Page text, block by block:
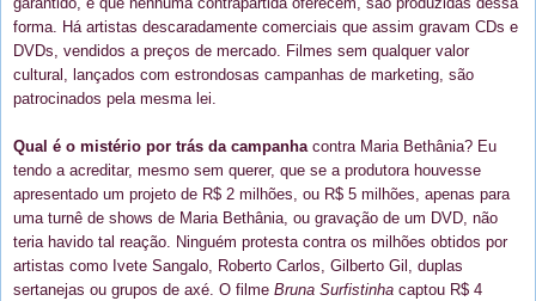
forma. Há artistas descaradamente comerciais que assim gravam CDs e
DVDs, vendidos a preços de mercado. Filmes sem qualquer valor
cultural, lançados com estrondosas campanhas de marketing, são
patrocinados pela mesma lei.
Qual é o mistério por trás da campanha contra Maria Bethânia? Eu
tendo a acreditar, mesmo sem querer, que se a produtora houvesse
apresentado um projeto de R$ 2 milhões, ou R$ 5 milhões, apenas para
uma turnê de shows de Maria Bethânia, ou gravação de um DVD, não
teria havido tal reação. Ninguém protesta contra os milhões obtidos por
artistas como Ivete Sangalo, Roberto Carlos, Gilberto Gil, duplas
sertanejas ou grupos de axé. O filme Bruna Surfistinha captou R$ 4